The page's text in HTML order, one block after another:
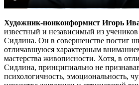
Художник-нонконформист Игорь
известный и независимый из
Сидлина. Он в совершенстве постиг
отличавшуюся характерным
мастерства живописности. Хотя, в
Сидлина, принципиально не
психологичность, эмоциональность,